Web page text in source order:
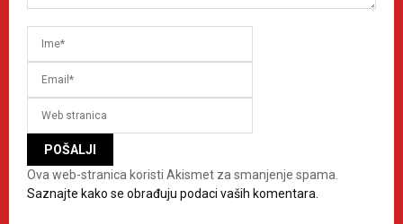
Ova web-stranica koristi Akismet za smanjenje spama.
Saznajte kako se obrađuju podaci vaših komentara.